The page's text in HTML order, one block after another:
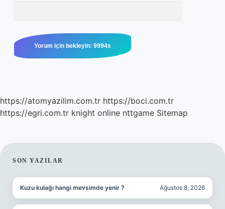
https://atomyazilim.com.tr https://boci.com.tr
https://egri.com.tr knight online nttgame Sitemap
SIDEBAR
SON YAZILAR
Kuzu kulağı hangi mevsimde yenir ? Ağustos 8, 2026